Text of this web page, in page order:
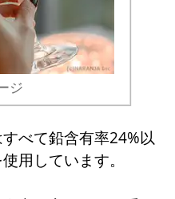
ジ
べて鉛含有率24%以
用しています。